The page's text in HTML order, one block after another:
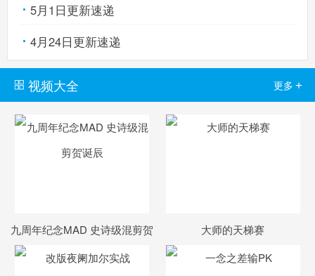
5月1日更新速递
4月24日更新速递
视频大全 更多 +
九周年纪念MAD 史诗级混剪贺
诞辰
大师的天梯赛